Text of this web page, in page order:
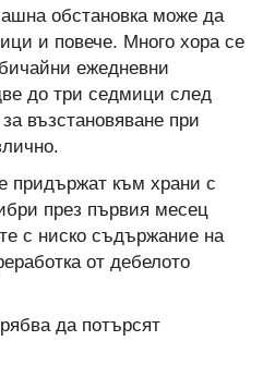
обстановка може да
и повече. Много хора се
ежедневни
до три седмици след
възстановяване при
придържат към храни с
през първия месец
с ниско съдържание на
от дебелото
да потърсят